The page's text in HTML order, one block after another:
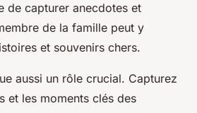
de capturer anecdotes et
de la famille peut y
et souvenirs chers.
aussi un rôle crucial. Capturez
et les moments clés des